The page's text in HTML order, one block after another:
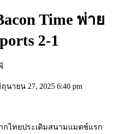
Time พ่าย
2-1
นายน 27, 2025 6:40 pm
กไทยประเดิมสนามแมตช์แรก